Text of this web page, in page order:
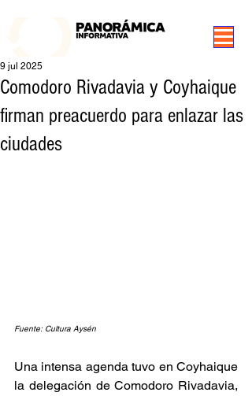
Comodoro Rivadavia y Coyhaique
firman preacuerdo para enlazar las
ciudades
9 jul 2025
Fuente: Cultura Aysén
Una intensa agenda tuvo en Coyhaique
la delegación de Comodoro Rivadavia,